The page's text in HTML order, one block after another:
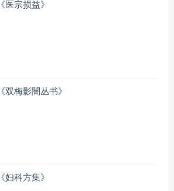
《医宗损益》
《双梅影闇丛书》
《妇科方集》